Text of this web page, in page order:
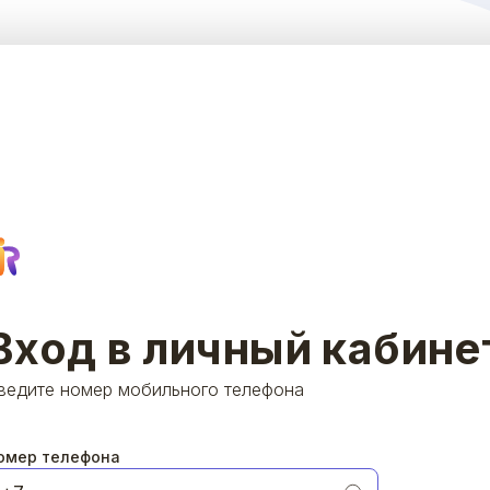
в личный
номер мобильного телефона
телефона